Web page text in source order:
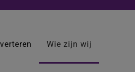
Wie zijn wij